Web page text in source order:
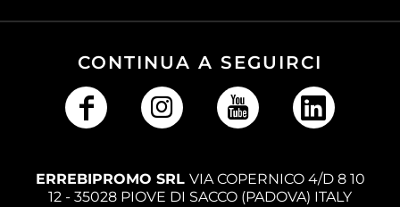
CONTINUA A SEGUIRCI
ERREBIPROMO SRL VIA COPERNICO 4/D 8 10
12 - 35028 PIOVE DI SACCO (PADOVA) ITALY